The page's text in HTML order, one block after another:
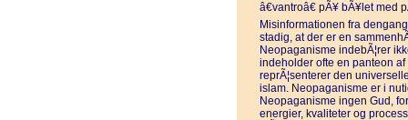
â€vantroâ€ pÃ¥ bÃ¥let
Misinformationen fra
stadig, at der er en
Neopaganisme indebÃ¦rer
indeholder ofte en panteon
reprÃ¦senterer den
islam. Neopaganisme er i
Neopaganisme ingen Gud,
energier, kvaliteter og